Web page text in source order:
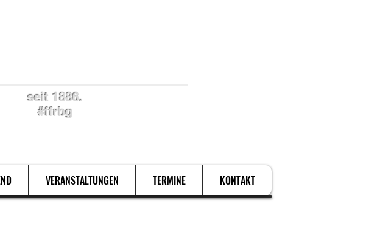
seit 1886.
#ffrbg
VERANSTALTUNGEN TERMINE KONTAKT